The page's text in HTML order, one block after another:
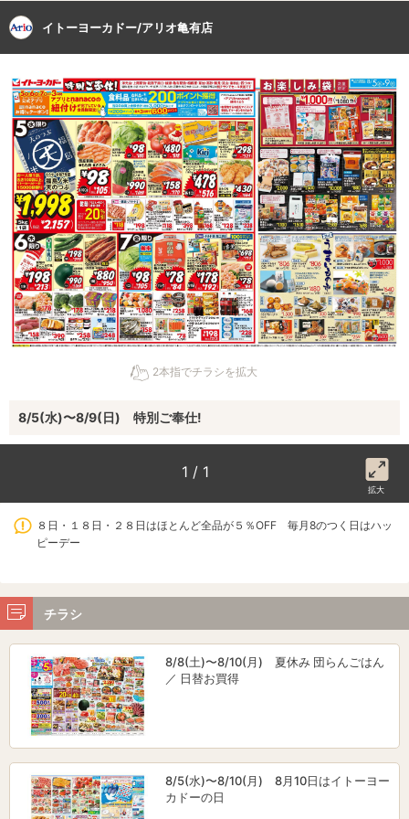
イトーヨーカドー/アリオ亀有店
2本指でチラシを拡大
8/5(水)〜8/9(日) 特別ご奉仕!
1 / 1
拡大
８日・１８日・２８日はほとんど全品が５％OFF 毎月8のつく日はハッ
ピーデー
チラシ
8/8(土)〜8/10(月) 夏休み 団らんごはん
／ 日替お買得
8/5(水)〜8/10(月) 8月10日はイトーヨー
カドーの日